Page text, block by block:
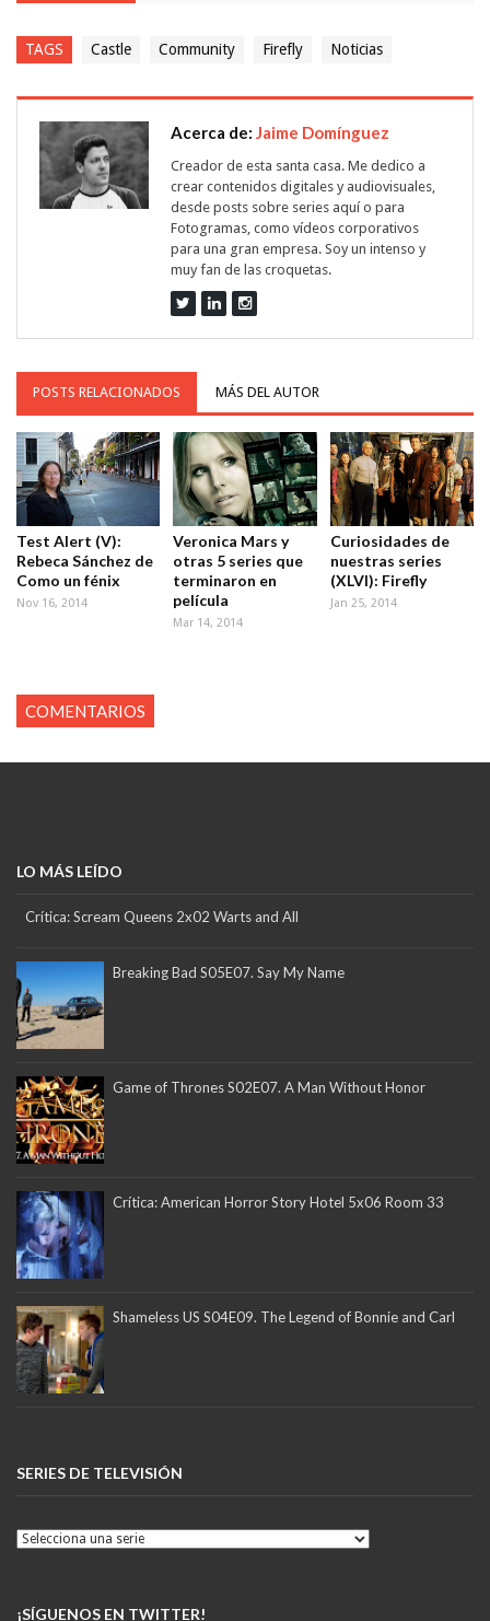
TAGS Castle Community Firefly Noticias
Acerca de: Jaime Domínguez
Creador de esta santa casa. Me dedico a
crear contenidos digitales y audiovisuales,
desde posts sobre series aquí o para
Fotogramas, como vídeos corporativos
para una gran empresa. Soy un intenso y
muy fan de las croquetas.
POSTS RELACIONADOS MÁS DEL AUTOR
Test Alert (V):
Rebeca Sánchez de
Como un fénix
Nov 16, 2014
Veronica Mars y
otras 5 series que
terminaron en
película
Mar 14, 2014
Curiosidades de
nuestras series
(XLVI): Firefly
Jan 25, 2014
COMENTARIOS
LO MÁS LEÍDO
Crítica: Scream Queens 2x02 Warts and All
Breaking Bad S05E07. Say My Name
Game of Thrones S02E07. A Man Without Honor
Crítica: American Horror Story Hotel 5x06 Room 33
Shameless US S04E09. The Legend of Bonnie and Carl
SERIES DE TELEVISIÓN
¡SÍGUENOS EN TWITTER!